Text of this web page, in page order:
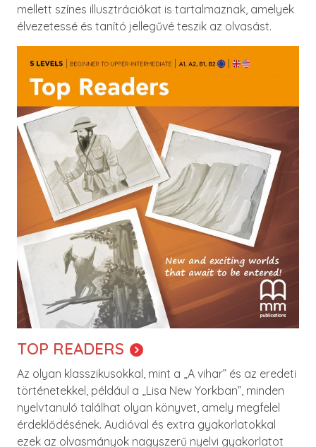
mellett színes illusztrációkat is tartalmaznak, amelyek
élvezetessé és tanító jellegűvé teszik az olvasást.
TOP READERS
Az olyan klasszikusokkal, mint a „A vihar” és az eredeti
történetekkel, például a „Lisa New Yorkban”, minden
nyelvtanuló találhat olyan könyvet, amely megfelel
érdeklődésének. Audióval és extra gyakorlatokkal
ezek az olvasmányok nagyszerű nyelvi gyakorlatot